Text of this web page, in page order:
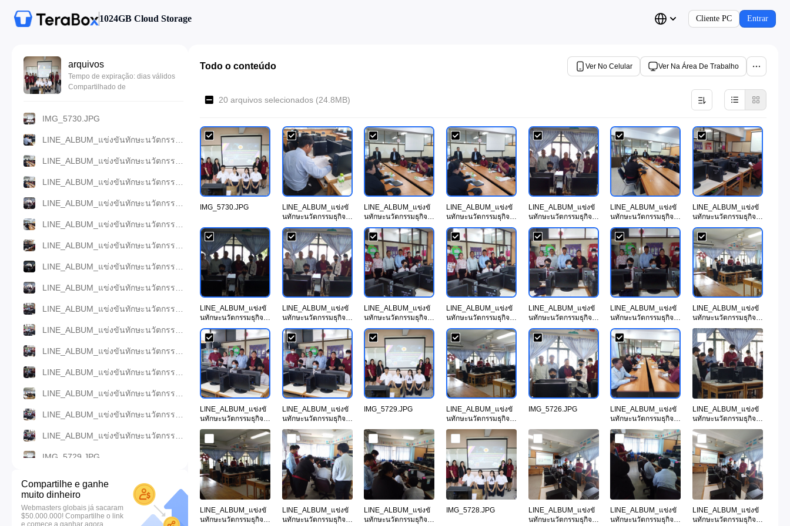
1024GB Cloud Storage Cliente PC Entrar
arquivos
Tempo de expiração: dias válidos
Compartilhado de
IMG_5730.JPG
IMG_5729.JPG
IMG_5726.JPG
LINE_ALBUM_แข่งขันทักษะนวัตกรรมธุกิจดิจทัล วันท.66_231114_4.jpg
Compartilhe e ganhe
muito dinheiro
Webmasters globais já sacaram
$50.000.000! Compartilhe o link
e comece a ganhar agora.
Todo o conteúdo Ver No Celular Ver Na Área De Trabalho
20 arquivos selecionados (24.8MB)
IMG_5730.JPG
LINE_ALBUM_แข่งขั
นทักษะนวัตกรรมธุกิจ
ดิจทัล
วันท.66_231114_8.jp
g
LINE_ALBUM_แข่งขั
นทักษะนวัตกรรมธุกิจ
ดิจทัล
วันท.66_231114_9.jp
g
LINE_ALBUM_แข่งขั
นทักษะนวัตกรรมธุกิจ
ดิจทัล
วันท.66_231114_6.jp
g
LINE_ALBUM_แข่งขั
นทักษะนวัตกรรมธุกิจ
ดิจทัล
วันท.66_231114_48.j
pg
LINE_ALBUM_แข่งขั
นทักษะนวัตกรรมธุกิจ
ดิจทัล
วันท.66_231114_5.jp
g
LINE_ALBUM_แข่งขั
นทักษะนวัตกรรมธุกิจ
ดิจทัล
วันท.66_231114_7.jp
g
LINE_ALBUM_แข่งขั
นทักษะนวัตกรรมธุกิจ
ดิจทัล
วันท.66_231114_46.j
pg
LINE_ALBUM_แข่งขั
นทักษะนวัตกรรมธุกิจ
ดิจทัล
วันท.66_231114_47.j
pg
LINE_ALBUM_แข่งขั
นทักษะนวัตกรรมธุกิจ
ดิจทัล
วันท.66_231114_44.j
pg
LINE_ALBUM_แข่งขั
นทักษะนวัตกรรมธุกิจ
ดิจทัล
วันท.66_231114_45.j
pg
LINE_ALBUM_แข่งขั
นทักษะนวัตกรรมธุกิจ
ดิจทัล
วันท.66_231114_42.j
pg
LINE_ALBUM_แข่งขั
นทักษะนวัตกรรมธุกิจ
ดิจทัล
วันท.66_231114_43.j
pg
LINE_ALBUM_แข่งขั
นทักษะนวัตกรรมธุกิจ
ดิจทัล
วันท.66_231114_39.j
pg
LINE_ALBUM_แข่งขั
นทักษะนวัตกรรมธุกิจ
ดิจทัล
วันท.66_231114_41.j
pg
LINE_ALBUM_แข่งขั
นทักษะนวัตกรรมธุกิจ
ดิจทัล
วันท.66_231114_40.j
pg
IMG_5729.JPG
LINE_ALBUM_แข่งขั
นทักษะนวัตกรรมธุกิจ
ดิจทัล
วันท.66_231114_37.j
pg
IMG_5726.JPG
LINE_ALBUM_แข่งขั
นทักษะนวัตกรรมธุกิจ
ดิจทัล
วันท.66_231114_4.jp
g
LINE_ALBUM_แข่งขั
นทักษะนวัตกรรมธุกิจ
ดิจทัล
วันท.66_231114_38.j
pg
LINE_ALBUM_แข่งขั
นทักษะนวัตกรรมธุกิจ
LINE_ALBUM_แข่งขั
นทักษะนวัตกรรมธุกิจ
LINE_ALBUM_แข่งขั
นทักษะนวัตกรรมธุกิจ
IMG_5728.JPG
LINE_ALBUM_แข่งขั
นทักษะนวัตกรรมธุกิจ
LINE_ALBUM_แข่งขั
นทักษะนวัตกรรมธุกิจ
LINE_ALBUM_แข่งขั
นทักษะนวัตกรรมธุกิจ